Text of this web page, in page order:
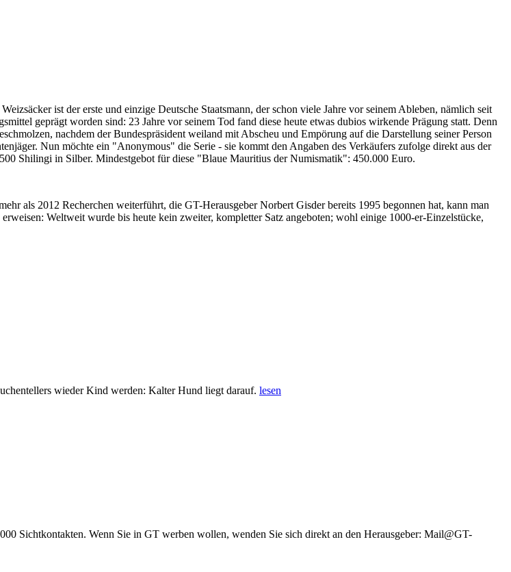
ist der erste und einzige Deutsche Staatsmann, der schon viele Jahre vor seinem Ableben, nämlich seit
geprägt worden sind: 23 Jahre vor seinem Tod fand diese heute etwas dubios wirkende Prägung statt. Denn
nachdem der Bundespräsident weiland mit Abscheu und Empörung auf die Darstellung seiner Person
Nun möchte ein "Anonymous" die Serie - sie kommt den Angaben des Verkäufers zufolge direkt aus der
Shilingi in Silber. Mindestgebot für diese "Blaue Mauritius der Numismatik": 450.000 Euro.
als 2012 Recherchen weiterführt, die GT-Herausgeber Norbert Gisder bereits 1995 begonnen hat, kann man
Weltweit wurde bis heute kein zweiter, kompletter Satz angeboten; wohl einige 1000-er-Einzelstücke,
wieder Kind werden: Kalter Hund liegt darauf. lesen
Sichtkontakten. Wenn Sie in GT werben wollen, wenden Sie sich direkt an den Herausgeber: Mail@GT-